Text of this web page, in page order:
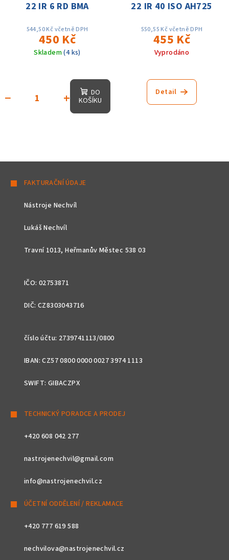
22 IR 6 RD BMA
544,50 Kč včetně DPH
450 Kč
Skladem(4 ks)
+
−
DO
KOŠÍKU
22 IR 40 ISO AH725
550,55 Kč včetně DPH
455 Kč
Vyprodáno
Detail
FAKTURAČNÍ ÚDAJE
Nástroje Nechvíl
Lukáš Nechvíl
Travní 1013, Heřmanův Městec 538 03
IČO: 02753871
DIČ: CZ8303043716
číslo účtu: 2739741113/0800
IBAN: CZ57 0800 0000 0027 3974 1113
SWIFT: GIBACZPX
TECHNICKÝ PORADCE A PRODEJ
+420 608 042 277
nastrojenechvil@gmail.com
info@nastrojenechvil.cz
ÚČETNÍ ODDĚLENÍ / REKLAMACE
+420 777 619 588
nechvilova@nastrojenechvil.cz